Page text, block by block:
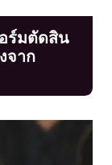
ร์มตัดสิน
จาก